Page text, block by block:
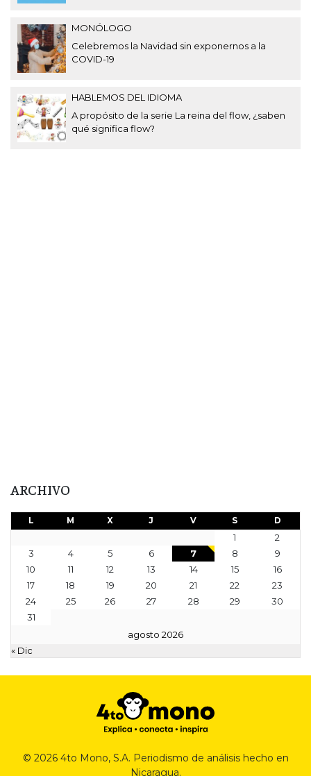
MONÓLOGO
Celebremos la Navidad sin exponernos a la
COVID-19
HABLEMOS DEL IDIOMA
A propósito de la serie La reina del flow, ¿saben
qué significa flow?
ARCHIVO
agosto 2026
L M X J V S D
1
2
3
4 5 6 7 8
9
10
11 12 13 14 15
16
17
18 19 20 21 22
23
24
25 26 27 28 29
30
31
« Dic
© 2026 4to Mono, S.A. Periodismo de análisis hecho en
Nicaragua.